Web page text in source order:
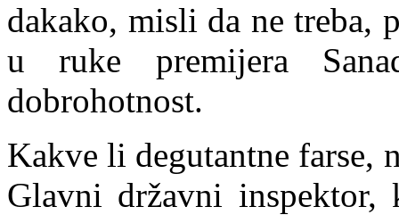
dakako, misli da ne treba,
u ruke premijera
dobrohotnost.
Kakve li degutantne farse,
Glavni državni inspektor,